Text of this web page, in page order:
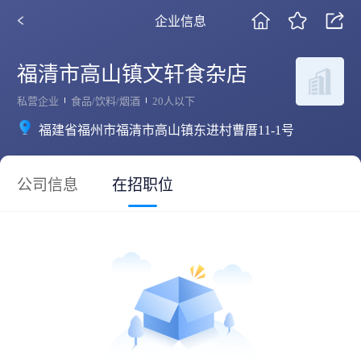
企业信息
福清市高山镇文轩食杂店
私营企业 食品/饮料/烟酒 20人以下
福建省福州市福清市高山镇东进村曹厝11-1号
公司信息 在招职位